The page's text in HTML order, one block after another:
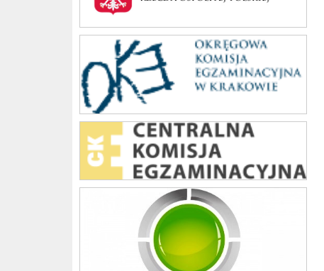
oke_krakow
cke
Librus szkoła